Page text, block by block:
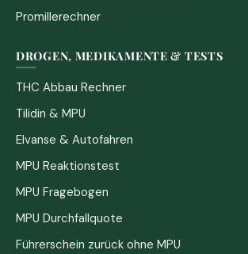
Promillerechner
DROGEN, MEDIKAMENTE & TESTS
THC Abbau Rechner
Tilidin & MPU
Elvanse & Autofahren
MPU Reaktionstest
MPU Fragebogen
MPU Durchfallquote
Führerschein zurück ohne MPU